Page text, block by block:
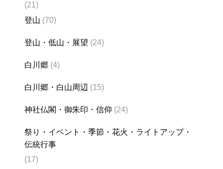
(21)
登山 (70)
登山・低山・展望 (24)
白川郷 (4)
白川郷・白山周辺 (15)
神社仏閣・御朱印・信仰 (24)
祭り・イベント・季節・花火・ライトアップ・
伝統行事
(17)